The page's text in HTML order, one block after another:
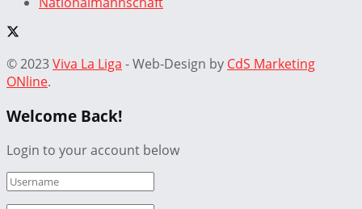
© 2023Viva La Liga - Web-Design by CdS Marketing
ONline.
Welcome Back!
Login to your account below